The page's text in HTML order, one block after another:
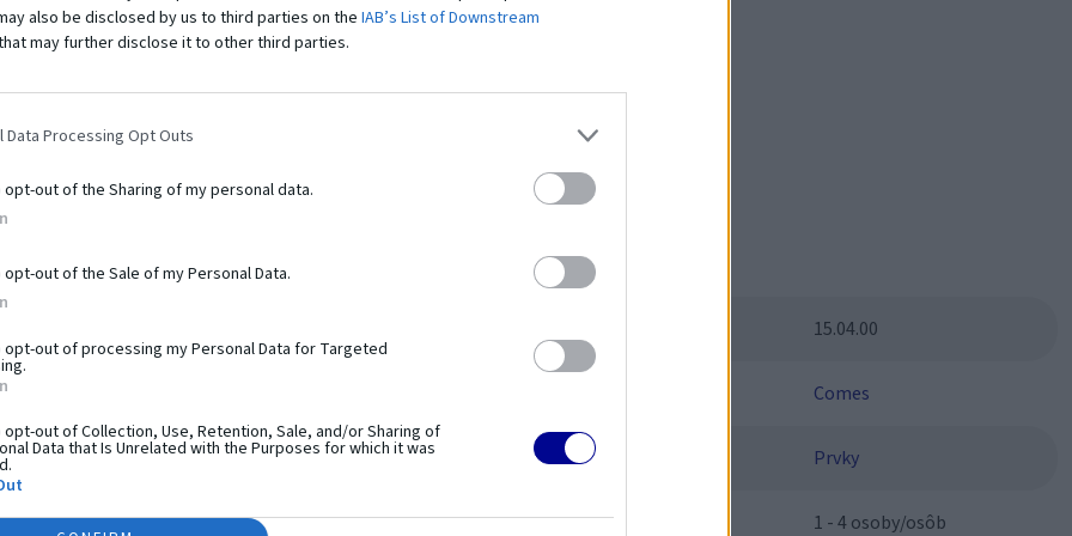
also be disclosed by us to third parties on the IAB’s List of Downstream
may further disclose it to other third parties.
Data Processing Opt Outs
opt-out of the Sharing of my personal data.
out of the Sale of my Personal Data.
opt-out of processing my Personal Data for Targeted
opt-out of Collection, Use, Retention, Sale, and/or Sharing of
Data that Is Unrelated with the Purposes for which it was
tento produkt výnimočným?
workoutu. Pozostáva z hrázd, bradiel, lavíc a plošín,
využití hmotnosti vlastného tela. Prvky vám umožňujú
Práve preto sú tréningové zostavy z
systém využiteľný pri telovýchovných cvičeniach,
rozvoja. Použitie pevných a odolných materiálov a
používania.
Parametre
15.04.00
Comes
Prvky
Kapacita: 1 - 4 osoby/osôb